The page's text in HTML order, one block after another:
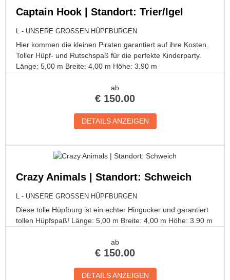
Captain Hook | Standort: Trier/Igel
L - UNSERE GROSSEN HÜPFBURGEN
Hier kommen die kleinen Piraten garantiert auf ihre Kosten.
Toller Hüpf- und Rutschspaß für die perfekte Kinderparty.
Länge: 5,00 m Breite: 4,00 m Höhe: 3.90 m
ab
€ 150.00
DETAILS ANZEIGEN
Crazy Animals | Standort: Schweich
L - UNSERE GROSSEN HÜPFBURGEN
Diese tolle Hüpfburg ist ein echter Hingucker und garantiert
tollen Hüpfspaß! Länge: 5,00 m Breite: 4,00 m Höhe: 3.90 m
ab
€ 150.00
DETAILS ANZEIGEN